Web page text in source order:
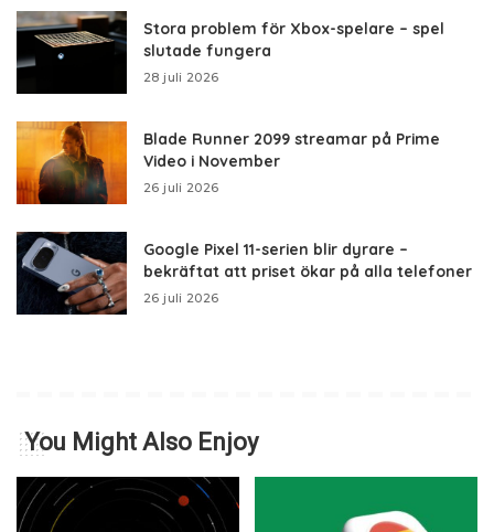
Stora problem för Xbox-spelare – spel
slutade fungera
28 juli 2026
Blade Runner 2099 streamar på Prime
Video i November
26 juli 2026
Google Pixel 11-serien blir dyrare –
bekräftat att priset ökar på alla telefoner
26 juli 2026
You Might Also Enjoy